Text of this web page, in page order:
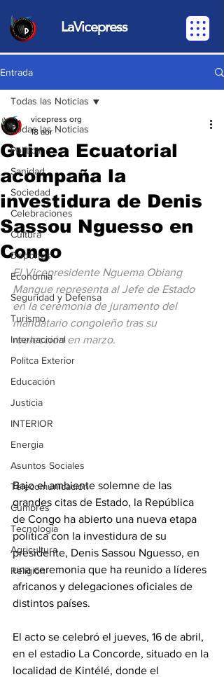
LaVicepress
Entrada
Todas las Noticias
Política
Sanidad
Sociedad
Celebraciones
Cultura
Deportes
Economia
Seguridad y Defensa
Turismo
Internacional
Politca Exterior
Educación
Justicia
INTERIOR
Energia
Asuntos Sociales
Telecomunicación
Cumbres
Tecnología
Agricultura
Religión
Todas las Noticias
Guinea Ecuatorial
acompaña la
investidura de Denis
Sassou Nguesso en
Congo
vicepress org
18 abr
El Vicepresidente Nguema Obiang
Mangue representa al Jefe de Estado
en la ceremonia de juramento del
mandatario congoleño tras su
reelección en marzo.
Bajo el ambiente solemne de las
grandes citas de Estado, la República
de Congo ha abierto una nueva etapa
política con la investidura de su
presidente, Denis Sassou Nguesso, en
una ceremonia que ha reunido a líderes
africanos y delegaciones oficiales de
distintos países.
El acto se celebró el jueves, 16 de abril,
en el estadio La Concorde, situado en la
localidad de Kintélé, donde el